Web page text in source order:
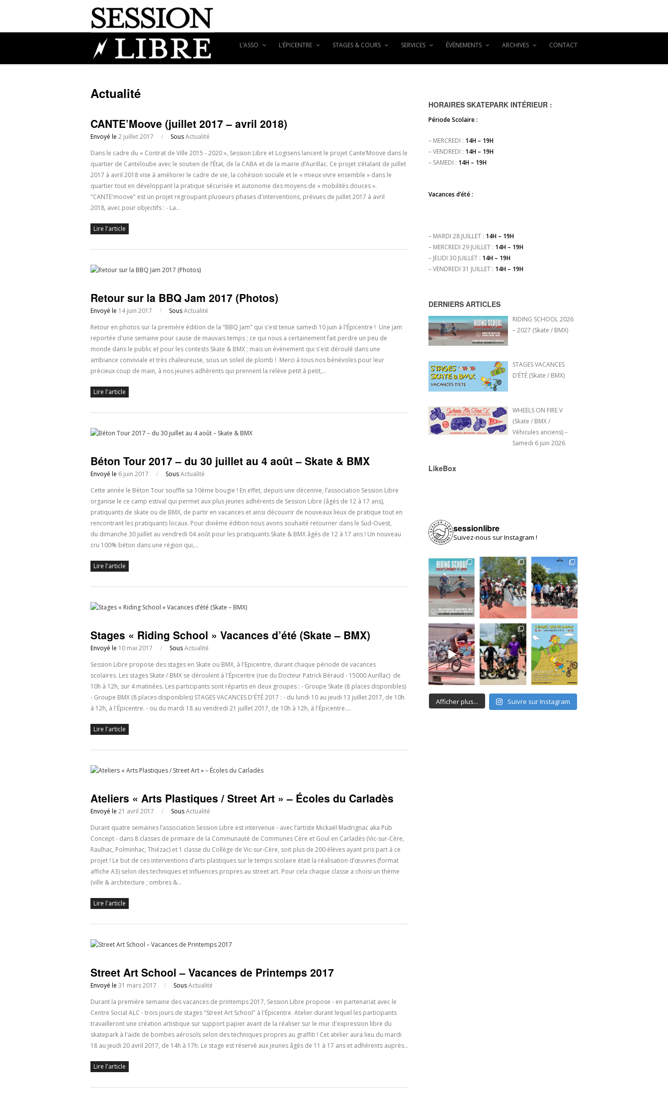
L’ASSO L’ÉPICENTRE STAGES & COURS SERVICES ÉVÉNEMENTS ARCHIVES CONTACT
Actualité
CANTE’Moove (juillet 2017 – avril 2018)
Envoyé le 2 juillet 2017 / SousActualité
Dans le cadre du « Contrat de Ville 2015 - 2020 », Session Libre et Logisens lancent le projet Cante’Moove dans le
quartier de Canteloube avec le soutien de l’État, de la CABA et de la mairie d’Aurillac. Ce projet s’étalant de juillet
2017 à avril 2018 vise à améliorer le cadre de vie, la cohésion sociale et le « mieux vivre ensemble » dans le
quartier tout en développant la pratique sécurisée et autonome des moyens de « mobilités douces ».
"CANTE'moove" est un projet regroupant plusieurs phases d'interventions, prévues de juillet 2017 à avril
2018, avec pour objectifs : - La…
Lire l'article
Retour sur la BBQ Jam 2017 (Photos)
Envoyé le 14 juin 2017 / SousActualité
Retour en photos sur la première édition de la "BBQ Jam" qui s'est tenue samedi 10 juin à l'Épicentre ! Une jam
reportée d'une semaine pour cause de mauvais temps ; ce qui nous a certainement fait perdre un peu de
monde dans le public et pour les contests Skate & BMX ; mais un événement qui s'est déroulé dans une
ambiance conviviale et très chaleureuse, sous un soleil de plomb ! Merci à tous nos bénévoles pour leur
précieux coup de main, à nos jeunes adhérents qui prennent la relève petit à petit,…
Lire l'article
Béton Tour 2017 – du 30 juillet au 4 août – Skate & BMX
Envoyé le 6 juin 2017 / SousActualité
Cette année le Béton Tour souffle sa 10ème bougie ! En effet, depuis une décennie, l’association Session Libre
organise le ce camp estival qui permet aux plus jeunes adhérents de Session Libre (âgés de 12 à 17 ans),
pratiquants de skate ou de BMX, de partir en vacances et ainsi découvrir de nouveaux lieux de pratique tout en
rencontrant les pratiquants locaux. Pour dixième édition nous avons souhaité retourner dans le Sud-Ouest,
du dimanche 30 juillet au vendredi 04 août pour les pratiquants Skate & BMX âgés de 12 à 17 ans ! Un nouveau
cru 100% béton dans une région qui,…
Lire l'article
Stages « Riding School » Vacances d’été (Skate – BMX)
Envoyé le 10 mai 2017 / SousActualité
Session Libre propose des stages en Skate ou BMX, à l'Epicentre, durant chaque période de vacances
scolaires. Les stages Skate / BMX se déroulent à l'Épicentre (rue du Docteur Patrick Béraud - 15000 Aurillac) de
10h à 12h, sur 4 matinées. Les participants sont répartis en deux groupes : - Groupe Skate (8 places disponibles)
- Groupe BMX (8 places disponibles) STAGES VACANCES D'ÉTÉ 2017 : - du lundi 10 au jeudi 13 juillet 2017, de 10h
à 12h, à l'Épicentre. - ou du mardi 18 au vendredi 21 juillet 2017, de 10h à 12h, à l'Épicentre.…
Lire l'article
Ateliers « Arts Plastiques / Street Art » – Écoles du Carladès
Envoyé le 21 avril 2017 / SousActualité
Durant quatre semaines l’association Session Libre est intervenue - avec l’artiste Mickaël Madrignac aka Pub
Concept - dans 8 classes de primaire de la Communauté de Communes Cère et Goul en Carladès (Vic-sur-Cère,
Raulhac, Polminhac, Thiézac) et 1 classe du Collège de Vic-sur-Cère, soit plus de 200 élèves ayant pris part à ce
projet ! Le but de ces interventions d’arts plastiques sur le temps scolaire était la réalisation d’œuvres (format
affiche A3) selon des techniques et influences propres au street art. Pour cela chaque classe a choisi un thème
(ville & architecture ; ombres &…
Lire l'article
Street Art School – Vacances de Printemps 2017
Envoyé le 31 mars 2017 / SousActualité
Durant la première semaine des vacances de printemps 2017, Session Libre propose - en partenariat avec le
Centre Social ALC - trois jours de stages "Street Art School" à l'Épicentre. Atelier durant lequel les participants
travailleront une création artistique sur support papier avant de la réaliser sur le mur d'expression libre du
skatepark à l'aide de bombes aérosols selon des techniques propres au graffiti ! Cet atelier aura lieu du mardi
18 au jeudi 20 avril 2017, de 14h à 17h. Le stage est réservé aux jeunes âgés de 11 à 17 ans et adhérents auprès…
Lire l'article
HORAIRES SKATEPARK INTÉRIEUR :
Période Scolaire :
– MERCREDI : 14H – 19H
– VENDREDI : 14H – 19H
– SAMEDI : 14H – 19H
Vacances d’été :
– MARDI 28 JUILLET : 14H – 19H
– MERCREDI 29 JUILLET : 14H – 19H
– JEUDI 30 JUILLET : 14H – 19H
– VENDREDI 31 JUILLET : 14H – 19H
DERNIERS ARTICLES
RIDING SCHOOL 2026
– 2027 (Skate / BMX)
STAGES VACANCES
D’ÉTÉ (Skate / BMX)
WHEELS ON FIRE V
(Skate / BMX /
Véhicules anciens) –
Samedi 6 juin 2026
LikeBox
sessionlibre
Suivez-nous sur Instagram !
Afficher plus... Suivre sur Instagram